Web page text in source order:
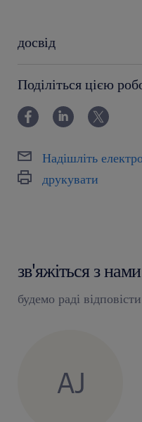
досвід
Поділіться цією
Надішліть
друкувати
зв'яжіться з
будемо раді
AJ